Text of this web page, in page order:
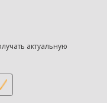
актуальную